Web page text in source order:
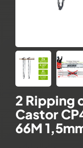
2 Ripping
Castor
66M